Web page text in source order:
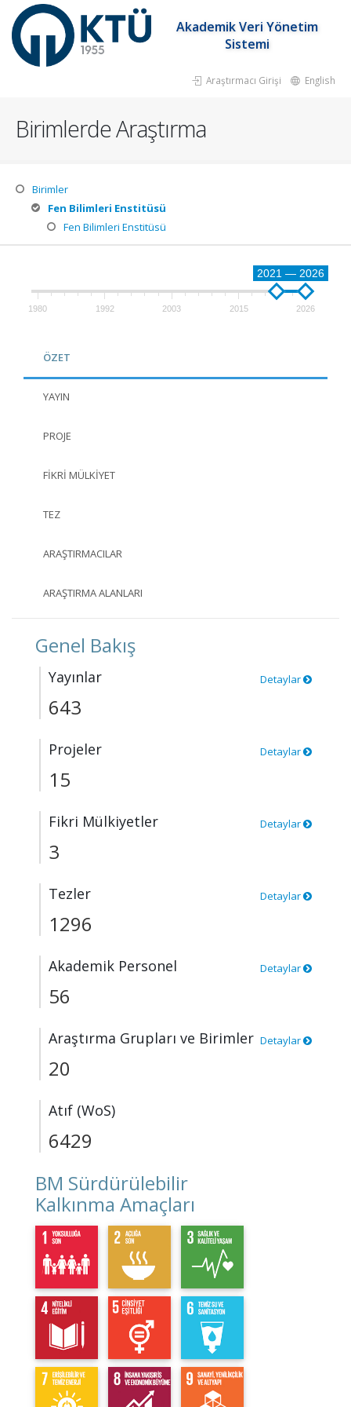
Akademik Veri Yönetim
Sistemi
Araştırmacı Girişi English
Birimlerde Araştırma
Birimler
Fen Bilimleri Enstitüsü
Fen Bilimleri Enstitüsü
2021 — 2026
1980 1992 2003 2015 2026
ÖZET
YAYIN
PROJE
FIKRI MÜLKIYET
TEZ
ARAŞTIRMACILAR
ARAŞTIRMA ALANLARI
Genel Bakış
Yayınlar Detaylar
643
Projeler Detaylar
15
Fikri Mülkiyetler Detaylar
3
Tezler Detaylar
1296
Akademik Personel Detaylar
56
Araştırma Grupları ve Birimler Detaylar
20
Atıf (WoS)
6429
BM Sürdürülebilir
Kalkınma Amaçları